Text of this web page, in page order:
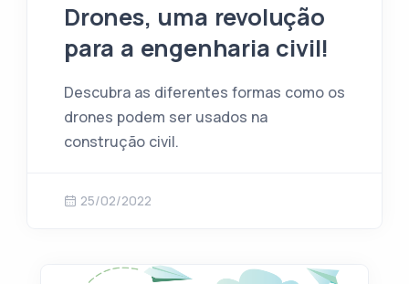
Drones, uma revolução
para a engenharia civil!
Descubra as diferentes formas como os
drones podem ser usados na
construção civil.
25/02/2022